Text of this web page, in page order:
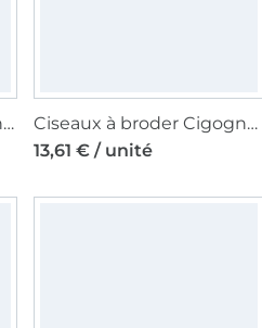
5 Aiguilles à broder la laine Madeira, 110
Ciseaux à broder Cigogne Professional 3 1/2'' 9 cm
13,61 € / unité